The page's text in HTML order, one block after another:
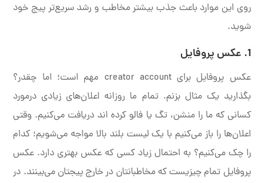
روی این موارد باعث جذب بیشتر مخاطب و رشد سریع‌تر پیج خود
شوید.
1. عکس پروفایل
عکس پروفایل برای creator account مهم است؛ اما چقدر؟
بگذارید یک مثال بزنم. تمام ما روزانه اعلان‌های زیادی درمورد
کسانی که ما را منشن، تگ یا فالو کرده اند دریافت می‌کنیم. وقتی
اعلان‌ها را باز می‌کنیم با یک لیست بلند بالا مواجه می‌شویم؛ کدام
را چک می‌کنیم؟ به احتمال زیاد کسی که عکس بهتری دارد. عکس
پروفایل تمام چیزیست که مخاطبانتان در خارج پیجتان می‌بینند. در